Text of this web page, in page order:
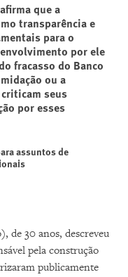
que a
transparência e
para o
por ele
fracasso do Banco
ou a
seus
por esses
assuntos de
de 30 anos, descreveu
pela construção
publicamente